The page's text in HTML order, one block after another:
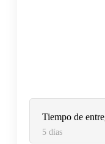
Tiempo de
5 días